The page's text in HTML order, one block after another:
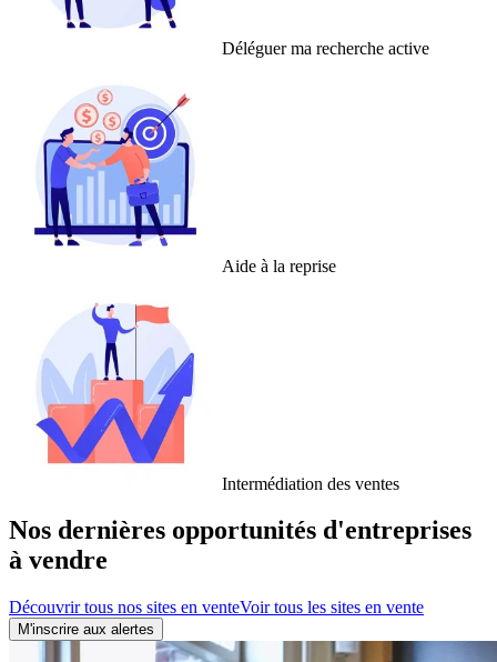
Déléguer ma recherche active
Aide à la reprise
Intermédiation des ventes
Nos dernières opportunités d'entreprises
à vendre
Découvrir tous nos sites en venteVoir tous les sites en vente
M'inscrire aux alertes